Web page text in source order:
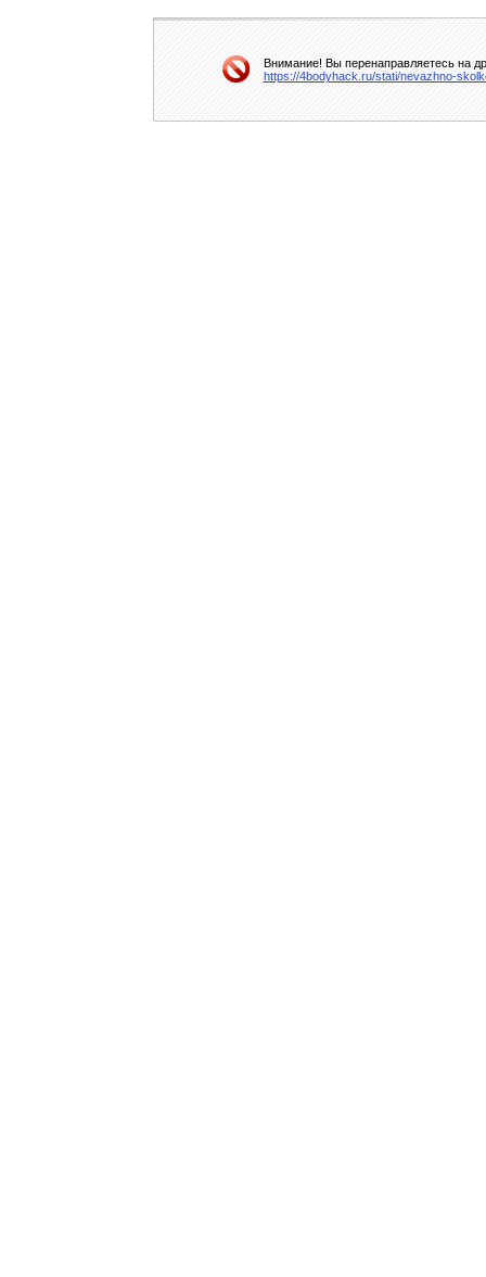
Внимание! Вы перенаправляетесь на
https://4bodyhack.ru/stati/nevazhno-